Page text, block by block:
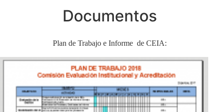
Documentos
Plan de Trabajo e Informe de CEIA: